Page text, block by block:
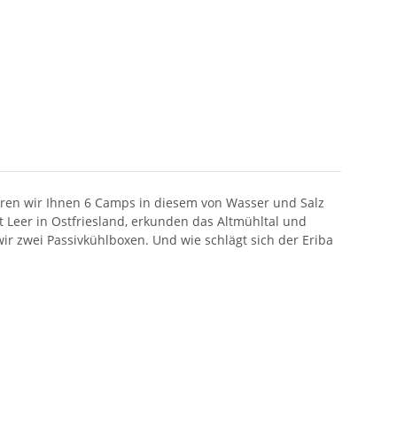
wir Ihnen 6 Camps in diesem von Wasser und Salz
in Ostfriesland, erkunden das Altmühltal und
zwei Passivkühlboxen. Und wie schlägt sich der Eriba